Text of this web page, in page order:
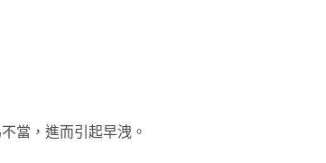
當，進而引起早洩。